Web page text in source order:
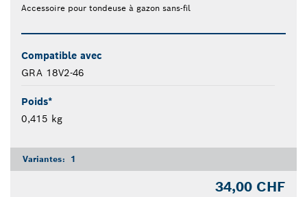
Accessoire pour tondeuse à gazon sans-fil
Compatible avec
GRA 18V2-46
Poids*
0,415 kg
Variantes: 1
34,00 CHF